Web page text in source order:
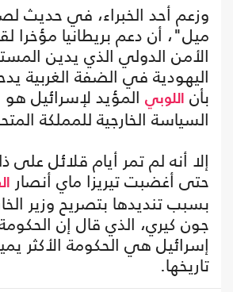
وزعم أحد الخبراء، في حديث
ميل"، أن دعم بريطانيا مؤخرا
الأمن الدولي الذي يدين
اليهودية في الضفة الغربية
بأن اللوبي المؤيد لإسرائيل
السياسة الخارجية للمملكة
إلا أنه لم تمر أيام قلائل
حتى أغضبت تيريزا ماي أنصار
بسبب تنديدها بتصريح وزير
جون كيري، الذي قال إن
إسرائيل هي الحكومة الأكثر
تاريخها.